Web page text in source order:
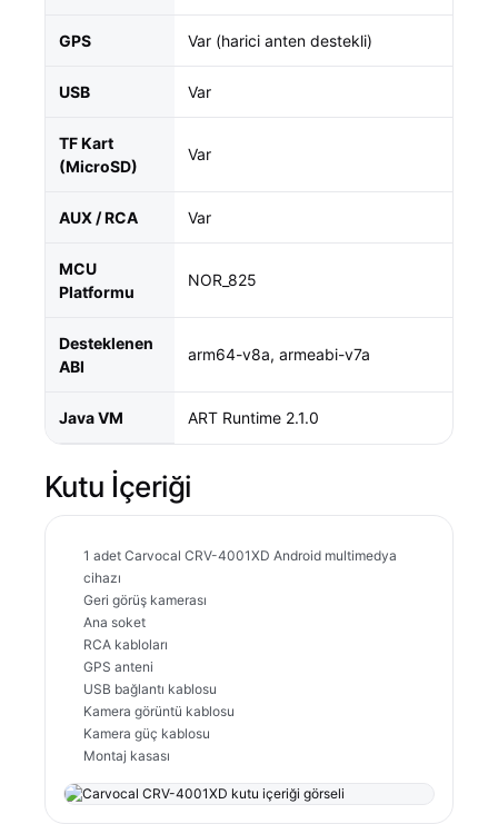
GPS Var (harici anten destekli)
USB Var
TF Kart
(MicroSD)
Var
AUX / RCA Var
MCU
Platformu
NOR_825
Desteklenen
ABI
arm64-v8a, armeabi-v7a
Java VM ART Runtime 2.1.0
Kutu İçeriği
1 adet Carvocal CRV-4001XD Android multimedya
cihazı
Geri görüş kamerası
Ana soket
RCA kabloları
GPS anteni
USB bağlantı kablosu
Kamera görüntü kablosu
Kamera güç kablosu
Montaj kasası